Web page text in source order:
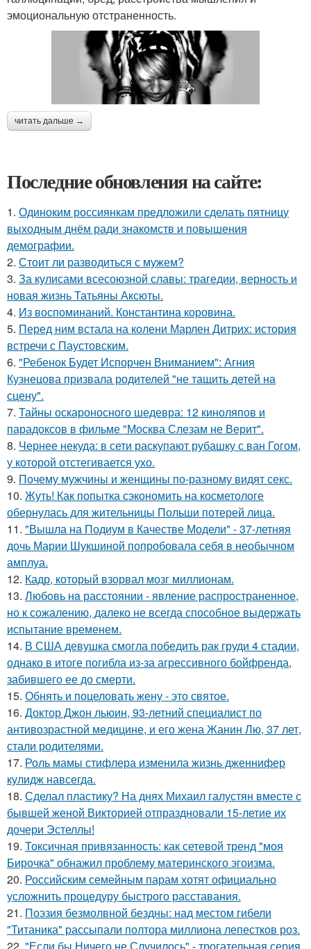
эмоциональную отстраненность.
читать дальше →
Последние обновления на сайте:
1. Одиноким россиянкам предложили сделать пятницу
выходным днём ради знакомств и повышения
демографии.
2. Стоит ли разводиться с мужем?
3. За кулисами всесоюзной славы: трагедии, верность и
новая жизнь Татьяны Аксюты.
4. Из воспоминаний. Константина коровина.
5. Перед ним встала на колени Марлен Дитрих: история
встречи с Паустовским.
6. "Ребенок Будет Испорчен Вниманием": Агния
Кузнецова призвала родителей "не тащить детей на
сцену".
7. Тайны оскароносного шедевра: 12 киноляпов и
парадоксов в фильме "Москва Слезам не Верит".
8. Чернее некуда: в сети раскупают рубашку с ван Гогом,
у которой отстегивается ухо.
9. Почему мужчины и женщины по-разному видят секс.
10. Жуть! Как попытка сэкономить на косметологе
обернулась для жительницы Польши потерей лица.
11. "Вышла на Подиум в Качестве Модели" - 37-летняя
дочь Марии Шукшиной попробовала себя в необычном
амплуа.
12. Кадр, который взорвал мозг миллионам.
13. Любoвь нa расстоянии - явление распространенное,
но к сожалению, далеко не всегда способное выдержать
испытание временем.
14. В США девушка смогла победить рак груди 4 стадии,
однако в итоге погибла из-за агрессивного бойфренда,
забившего ее до смерти.
15. Обнять и поцеловать жену - это святое.
16. Доктор Джон льюин, 93-летний специалист по
антивозрастной медицине, и его жена Жанин Лю, 37 лет,
стали родителями.
17. Роль мамы стифлера изменила жизнь дженнифер
кулидж навсегда.
18. Сделал пластику? На днях Михаил галустян вместе с
бывшей женой Викторией отпраздновали 15-летие их
дочери Эстеллы!
19. Токсичная привязанность: как сетевой тренд "моя
Бирочка" обнажил проблему материнского эгоизма.
20. Российским семейным парам хотят официально
усложнить процедуру быстрого расставания.
21. Поэзия безмолвной бездны: над местом гибели
"Титаника" рассыпали полтора миллиона лепестков роз.
22. "Если бы Ничего не Случилось" - трогательная серия